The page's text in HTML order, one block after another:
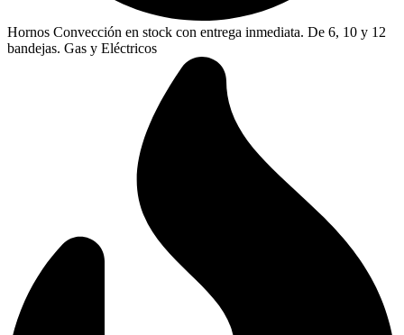
Hornos Convección en stock con entrega inmediata. De 6, 10 y 12
bandejas. Gas y Eléctricos